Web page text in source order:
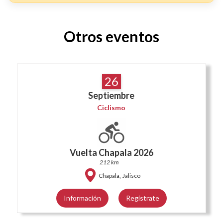
Otros eventos
26
Septiembre
Ciclismo
Vuelta Chapala 2026
212 km
Chapala, Jalisco
Información Regístrate